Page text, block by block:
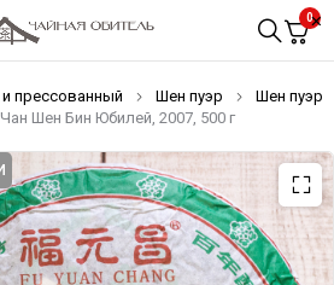
0
прессованный Шен пуэр
Шен пуэр
Шен Бин Юбилей, 2007, 500 г